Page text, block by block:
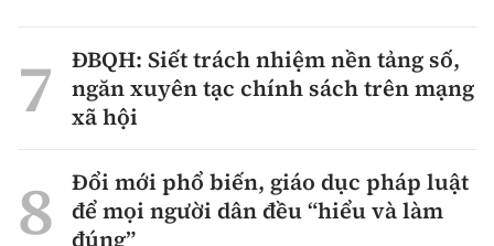
ĐBQH: Siết trách nhiệm nền tảng số,
ngăn xuyên tạc chính sách trên mạng
xã hội
Đổi mới phổ biến, giáo dục pháp luật
để mọi người dân đều “hiểu và làm
đúng”